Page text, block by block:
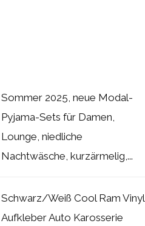
Sommer 2025, neue Modal-
Pyjama-Sets für Damen,
Lounge, niedliche
Nachtwäsche, kurzärmelig,...
Schwarz/Weiß Cool Ram Vinyl
Aufkleber Auto Karosserie